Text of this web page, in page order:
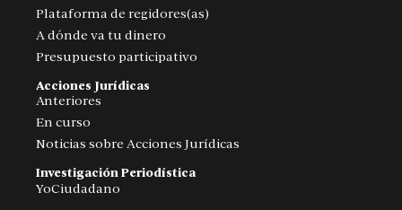
Plataforma de regidores(as)
A dónde va tu dinero
Presupuesto participativo
Acciones Jurídicas
Anteriores
En curso
Noticias sobre Acciones Jurídicas
Investigación Periodística
YoCiudadano